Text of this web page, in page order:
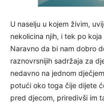
U naselju u kojem živim,
nekolicina njih, i tek po
Naravno da bi nam dobro
raznovrsnijih sadržaja za
nedavno na jednom
potući oko toga čije dijete
pred djecom, priredivši im